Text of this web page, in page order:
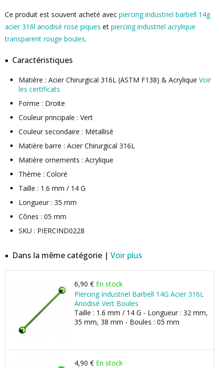
Ce produit est souvent acheté avec piercing industriel barbell 14g
acier 316l anodisé rose piques et piercing industriel acrylique
transparent rouge boules.
Caractéristiques
Matière : Acier Chirurgical 316L (ASTM F138) & Acrylique Voir
les certificats
Forme : Droite
Couleur principale : Vert
Couleur secondaire : Métallisé
Matière barre : Acier Chirurgical 316L
Matière ornements : Acrylique
Thème : Coloré
Taille : 1.6 mm / 14 G
Longueur : 35 mm
Cônes : 05 mm
SKU : PIERCIND0228
Dans la même catégorie | Voir plus
6,90 € En stock
Piercing Industriel Barbell 14G Acier 316L
Anodisé Vert Boules
Taille : 1.6 mm / 14 G - Longueur : 32 mm,
35 mm, 38 mm - Boules : 05 mm
4,90 € En stock